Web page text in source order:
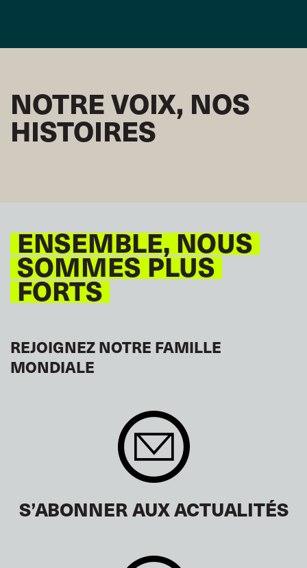
NOTRE VOIX, NOS
HISTOIRES
ENSEMBLE, NOUS
SOMMES PLUS
FORTS
REJOIGNEZ NOTRE FAMILLE
MONDIALE
S’ABONNER AUX ACTUALITÉS